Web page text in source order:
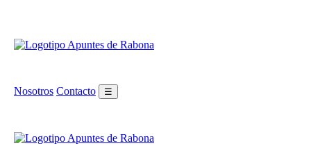
Nosotros Contacto ☰